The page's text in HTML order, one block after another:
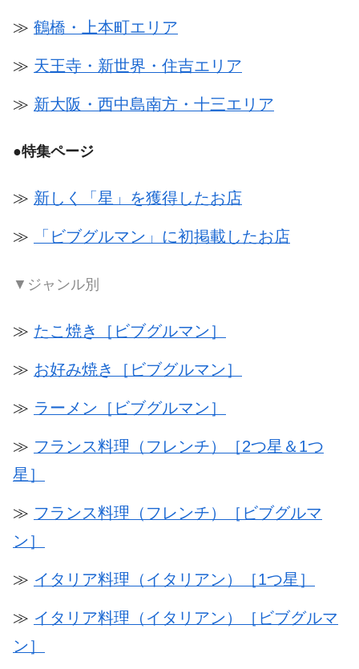
≫ 鶴橋・上本町エリア
≫ 天王寺・新世界・住吉エリア
≫ 新大阪・西中島南方・十三エリア
●特集ページ
≫ 新しく「星」を獲得したお店
≫ 「ビブグルマン」に初掲載したお店
▼ジャンル別
≫ たこ焼き［ビブグルマン］
≫ お好み焼き［ビブグルマン］
≫ ラーメン［ビブグルマン］
≫ フランス料理（フレンチ）［2つ星＆1つ
星］
≫ フランス料理（フレンチ）［ビブグルマ
ン］
≫ イタリア料理（イタリアン）［1つ星］
≫ イタリア料理（イタリアン）［ビブグルマ
ン］